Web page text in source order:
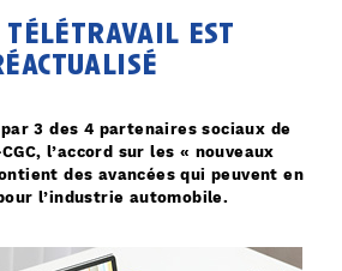
télétravail est
3 des 4 partenaires sociaux de
l’accord sur les « nouveaux
des avancées qui peuvent en
l’industrie automobile.